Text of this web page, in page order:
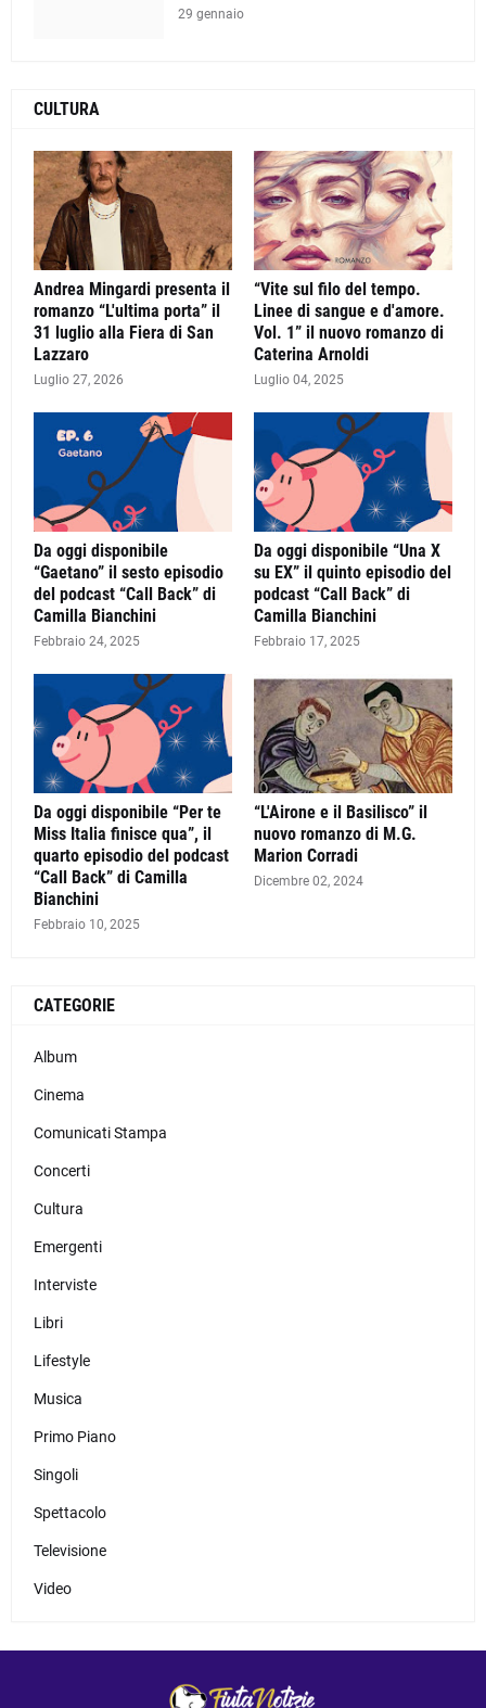
29 gennaio
CULTURA
Andrea Mingardi presenta il
romanzo “L'ultima porta” il
31 luglio alla Fiera di San
Lazzaro
Luglio 27, 2026
“Vite sul filo del tempo.
Linee di sangue e d'amore.
Vol. 1” il nuovo romanzo di
Caterina Arnoldi
Luglio 04, 2025
Da oggi disponibile
“Gaetano” il sesto episodio
del podcast “Call Back” di
Camilla Bianchini
Febbraio 24, 2025
Da oggi disponibile “Una X
su EX” il quinto episodio del
podcast “Call Back” di
Camilla Bianchini
Febbraio 17, 2025
Da oggi disponibile “Per te
Miss Italia finisce qua”, il
quarto episodio del podcast
“Call Back” di Camilla
Bianchini
Febbraio 10, 2025
“L'Airone e il Basilisco” il
nuovo romanzo di M.G.
Marion Corradi
Dicembre 02, 2024
CATEGORIE
Album
Cinema
Comunicati Stampa
Concerti
Cultura
Emergenti
Interviste
Libri
Lifestyle
Musica
Primo Piano
Singoli
Spettacolo
Televisione
Video